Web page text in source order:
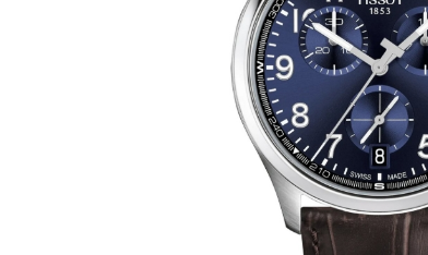
Militarne
Lotnicze
Smartwatch
Retro
Kieszonkowe
Smartwatch
Retro
Casio
Certina
Citizen